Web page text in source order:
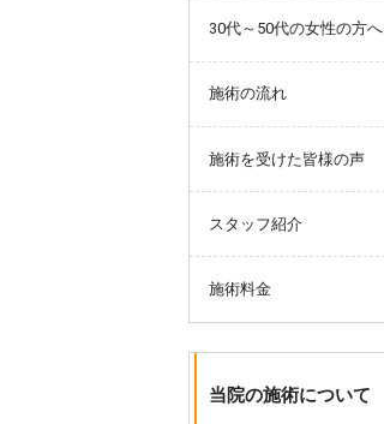
30代～50代の女性の方へ
施術の流れ
施術を受けた皆様の声
スタッフ紹介
施術料金
当院の施術について